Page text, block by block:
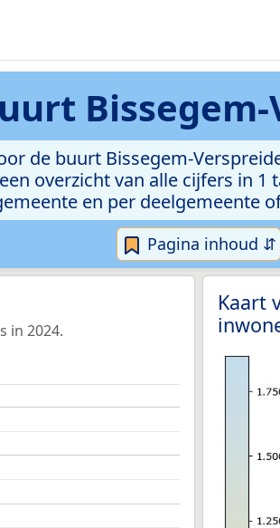
de buurt Bissegem-
overzicht van alle cijfers in
en per deelgemeente
Pagina inhoud ⇵
in 2024.
Kaart